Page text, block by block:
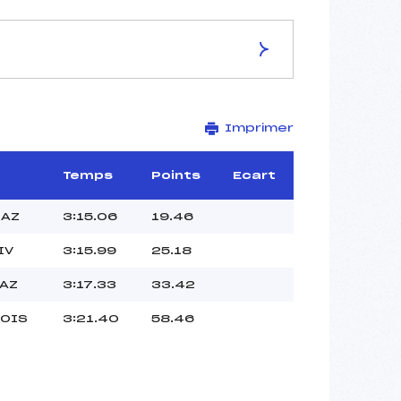
SCHILPARIO
–
Imprimer
Temps Points Ecart
3:15.06 19.46
3:15.99 25.18
3:17.33 33.42
3:21.40 58.46